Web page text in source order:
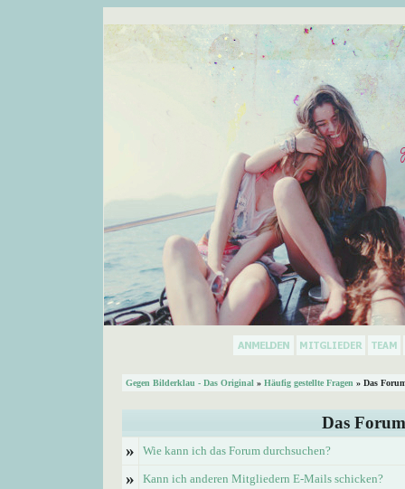
Gegen Bilderklau - Das Original » Häufig gestellte Fragen » Das
Das
»
Wie kann ich das Forum durchsuchen?
» Kann ich anderen Mitgliedern E-Mails schicken?